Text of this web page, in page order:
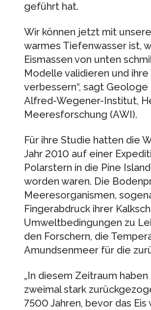
geführt hat.
Wir können jetzt mit
warmes Tiefenwasser ist,
Eismassen von unten
Modelle validieren und
verbessern“, sagt
Alfred-Wegener-Institut,
Meeresforschung (AWI).
Für ihre Studie hatten die
Jahr 2010 auf einer
Polarstern in die Pine
worden waren. Die
Meeresorganismen,
Fingerabdruck ihrer
Umweltbedingungen zu
den Forschern, die
Amundsenmeer für die
„In diesem Zeitraum
zweimal stark
7500 Jahren, bevor das